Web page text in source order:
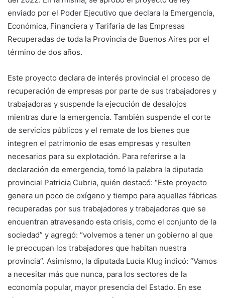
enviado por el Poder Ejecutivo que declara la Emergencia,
Económica, Financiera y Tarifaria de las Empresas
Recuperadas de toda la Provincia de Buenos Aires por el
término de dos años.
Este proyecto declara de interés provincial el proceso de
recuperación de empresas por parte de sus trabajadores y
trabajadoras y suspende la ejecución de desalojos
mientras dure la emergencia. También suspende el corte
de servicios públicos y el remate de los bienes que
integren el patrimonio de esas empresas y resulten
necesarios para su explotación. Para referirse a la
declaración de emergencia, tomó la palabra la diputada
provincial Patricia Cubria, quién destacó: “Este proyecto
genera un poco de oxígeno y tiempo para aquellas fábricas
recuperadas por sus trabajadores y trabajadoras que se
encuentran atravesando esta crisis, como el conjunto de la
sociedad” y agregó: “volvemos a tener un gobierno al que
le preocupan los trabajadores que habitan nuestra
provincia”. Asimismo, la diputada Lucía Klug indicó: “Vamos
a necesitar más que nunca, para los sectores de la
economía popular, mayor presencia del Estado. En ese